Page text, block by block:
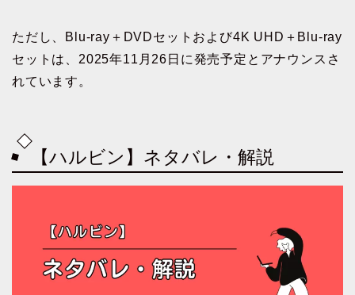
ただし、Blu-ray＋DVDセットおよび4K UHD＋Blu-ray
セットは、2025年11月26日に発売予定とアナウンスさ
れています。
【ハルビン】ネタバレ・解説